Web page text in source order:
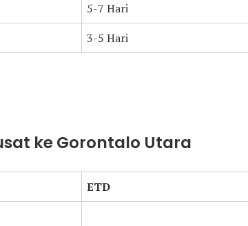
5-7 Hari
3-5 Hari
ke Gorontalo Utara
ETD